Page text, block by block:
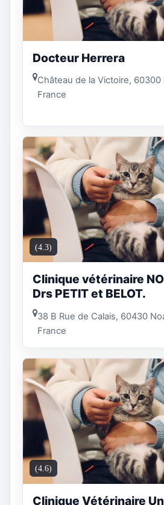
Docteur Herrera
Château de la Victoire, 60300
France
(4.3)
Clinique vétérinaire
Drs PETIT et BELOT.
38 B Rue de Calais, 60430
France
(4.6)
Clinique Vétérinaire